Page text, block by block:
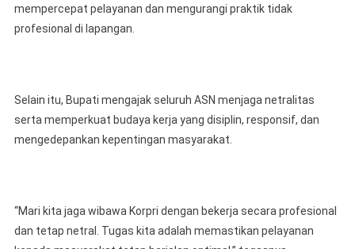
mempercepat pelayanan dan mengurangi praktik tidak
profesional di lapangan.
Selain itu, Bupati mengajak seluruh ASN menjaga netralitas
serta memperkuat budaya kerja yang disiplin, responsif, dan
mengedepankan kepentingan masyarakat.
“Mari kita jaga wibawa Korpri dengan bekerja secara profesional
dan tetap netral. Tugas kita adalah memastikan pelayanan